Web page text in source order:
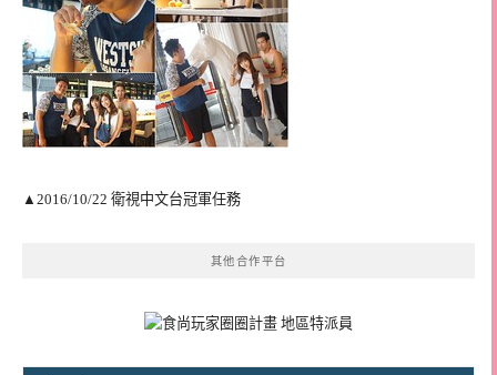
▲2016/10/22 衛視中文台冠軍任務
其他合作平台